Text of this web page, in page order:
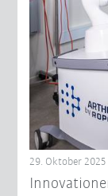
29. Oktober 2025